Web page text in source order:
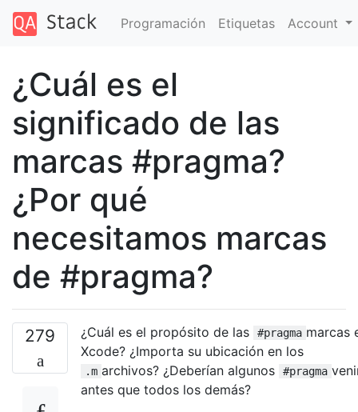
Programación Etiquetas Account
¿Cuál es el
significado de las
marcas #pragma?
¿Por qué
necesitamos marcas
de #pragma?
279 ¿Cuál es el propósito de las #pragma marcas
Xcode? ¿Importa su ubicación en los
.m archivos? ¿Deberían algunos #pragma
antes que todos los demás?